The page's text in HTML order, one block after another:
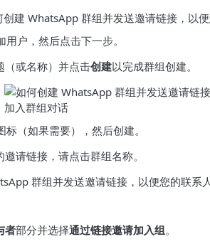
户，然后点击下一步。
（或名称）并点击创建以完成群组创建。
标（如果需要），然后创建。
请链接，请点击群组名称。
者部分并选择通过链接邀请加入组。